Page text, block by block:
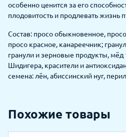
особенно ценится за его
плодовитость и продлевать жизнь
Состав: просо обыкновенное,
просо красное, канареечник;
гранули и зерновые продукты, мёд
Шидигера, красители и
семена: лён, абиссинский нуг,
Похожие товары